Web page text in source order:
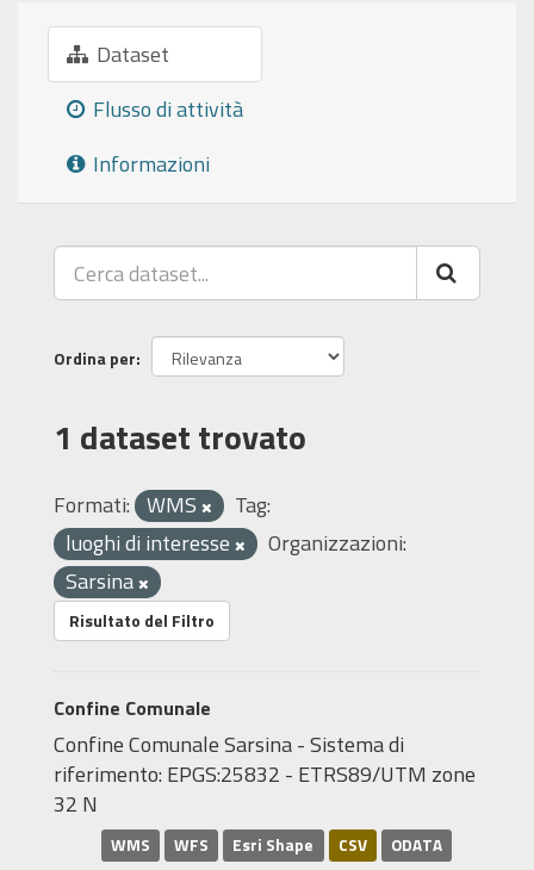
Dataset
Flusso di attività
Informazioni
Ordina per
1 dataset trovato
Formati: WMS
Tag:
luoghi di interesse
Organizzazioni:
Sarsina
Risultato del Filtro
Confine Comunale
Confine Comunale Sarsina - Sistema di
riferimento: EPGS:25832 - ETRS89/UTM zone
32 N
WMS WFS Esri Shape CSV ODATA